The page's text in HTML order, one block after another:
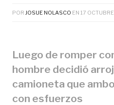
POR JOSUE NOLASCO EN 17
Luego de romper
hombre decidió
camioneta que
con esfuerzos